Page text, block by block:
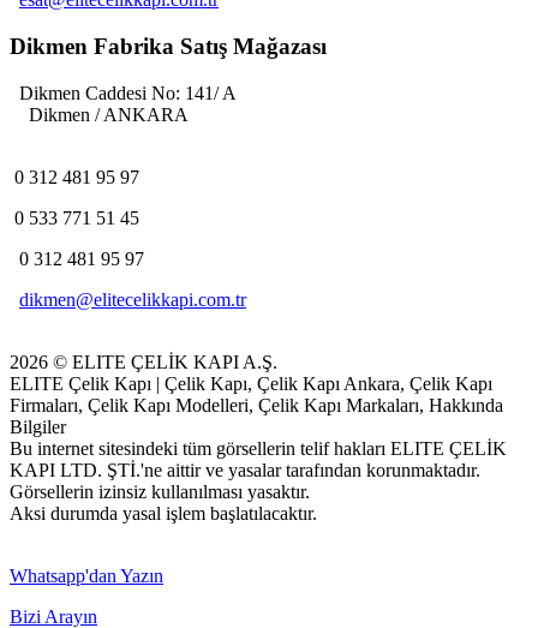
Dikmen Fabrika Satış Mağazası
Dikmen Caddesi No: 141/ A
Dikmen / ANKARA
0 312 481 95 97
0 533 771 51 45
0 312 481 95 97
dikmen@elitecelikkapi.com.tr
2026 © ELITE ÇELİK KAPI A.Ş.
ELITE Çelik Kapı | Çelik Kapı, Çelik Kapı Ankara, Çelik Kapı
Firmaları, Çelik Kapı Modelleri, Çelik Kapı Markaları, Hakkında
Bilgiler
Bu internet sitesindeki tüm görsellerin telif hakları ELITE ÇELİK
KAPI LTD. ŞTİ.'ne aittir ve yasalar tarafından korunmaktadır.
Görsellerin izinsiz kullanılması yasaktır.
Aksi durumda yasal işlem başlatılacaktır.
Whatsapp'dan Yazın
Bizi Arayın